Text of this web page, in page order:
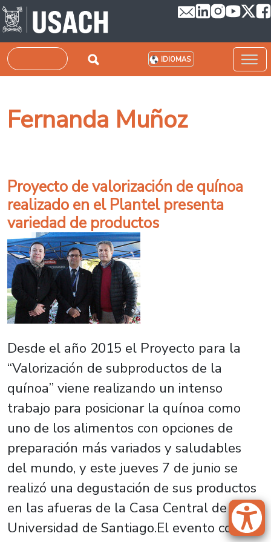
Pasar al contenido principal
Buscar IDIOMAS
Fernanda Muñoz
Proyecto de valorización de quínoa
realizado en el Plantel presenta
variedad de productos
Desde el año 2015 el Proyecto para la
“Valorización de subproductos de la
quínoa” viene realizando un intenso
trabajo para posicionar la quínoa como
uno de los alimentos con opciones de
preparación más variados y saludables
del mundo, y este jueves 7 de junio se
realizó una degustación de sus productos
en las afueras de la Casa Central de la
Universidad de Santiago.El evento contó